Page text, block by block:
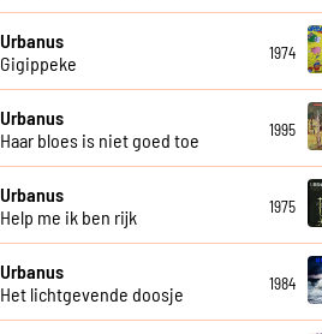
Urbanus
Gigippeke
1974
Urbanus
Haar bloes is niet goed toe
1995
Urbanus
Help me ik ben rijk
1975
Urbanus
Het lichtgevende doosje
1984